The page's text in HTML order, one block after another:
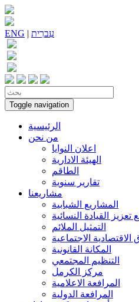
ENG | עִברִית
Toggle navigation
الرئيسية
من نحن
اعلان النوايا
الهيئة الادارية
الطاقم
تقارير سنوية
مشاريعنا
المشاريع الشبابية
تعزيز القيادة النسائية
التمثيل الملائم
الاقتصادية الاجتماعية
المكانة القانونية
التنظيم المجتمعي
مركز الكرمل
المرافعة الاعلامية
المرافعة الدولية